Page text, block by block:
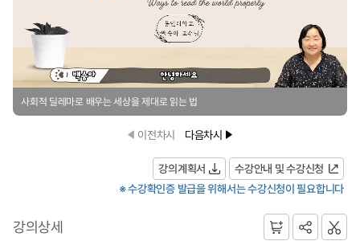
사회적 딜레마로 배우는 세상을 제대로 읽는 법
이전차시 다음차시
강의계획서
수강안내 및 수강신청
※ 수강확인증 발급을 위해서는 수강신청이 필요합니다
강의상세